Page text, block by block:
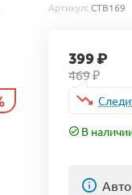
Артикул: CTB169
399₽
469₽
В